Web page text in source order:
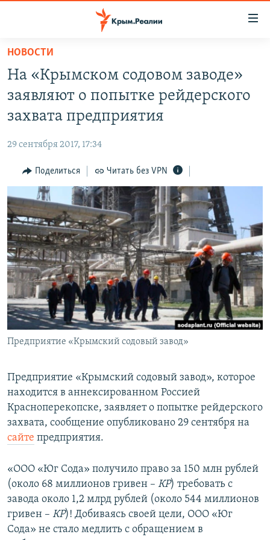
Вернуться
основному
содержанию
главной
навигации
Вернутся
поиску
СПЕЦПРОЕКТЫ
11 ЛЕТ ОККУПАЦИИ КРЫМА. 11 ИСТОРИЙ СОПРОТИВЛЕНИЯ
ЕЩЕ
ИНТЕРАКТИВ
ИНФОГРАФИКА
ТЕЛЕПРОЕКТ КРЫМ.РЕАЛИИ
СОВЕТЫ ПРАВОЗАЩИТНИКОВ
ПРОПАВШИЕ БЕЗ ВЕСТИ
ПОБЕДИТЕЛЕЙ НЕ СУДЯТ?
КРЫМ.НЕПОКОРЕННЫЙ
ELIFBE
УКРАИНСКАЯ ПРОБЛЕМА КРЫМА
РАДІО СВОБОДА
КАК ОБОЙТИ БЛОКИРОВКУ
Українською
Qırımtatar
ПРИСОЕДИНЯЙТЕСЬ!
НОВОСТИ
На «Крымском содовом заводе»
заявляют о попытке рейдерского
захвата предприятия
29 сентября 2017, 17:34
Поделиться Читать без VPN
Предприятие «Крымский содовый завод»
Предприятие «Крымский содовый завод», которое
находится в аннексированном Россией
Красноперекопске, заявляет о попытке рейдерского
захвата, сообщение опубликовано 29 сентября на
сайте предприятия.
«ООО «Юг Сода» получило право за 150 млн рублей
(около 68 миллионов гривен – КР) требовать с
завода около 1,2 млрд рублей (около 544 миллионов
гривен – КР)! Добиваясь своей цели, ООО «Юг
Сода» не стало медлить с обращением в